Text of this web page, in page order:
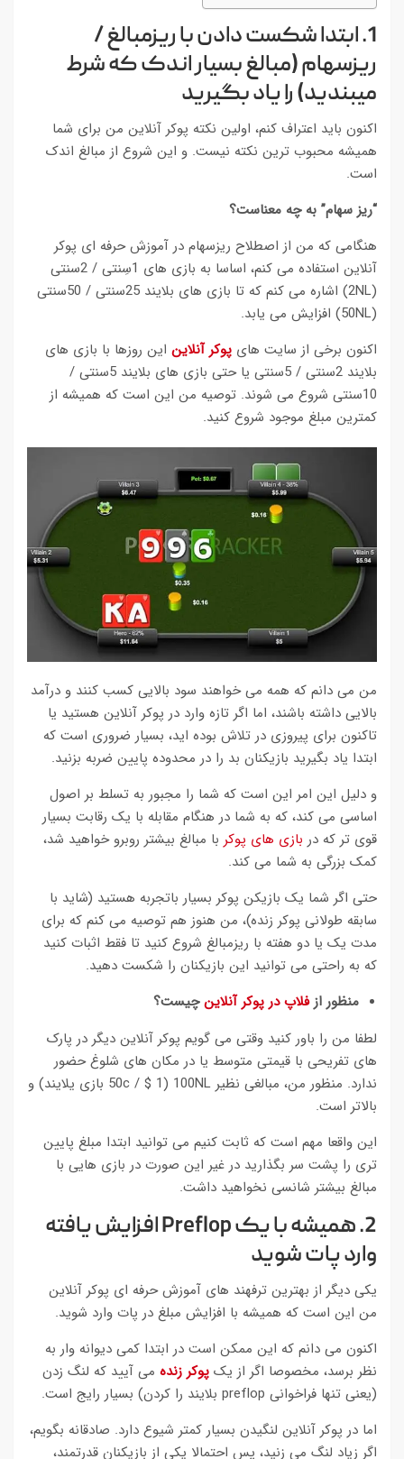
1. ابتدا شکست دادن با ریزمبالغ /
ریزسهام (مبالغ بسیار اندک که شرط
میبندید) را یاد بگیرید
اکنون باید اعتراف کنم، اولین نکته پوکر آنلاین من برای شما
همیشه محبوب ترین نکته نیست. و این شروع از مبالغ اندک
است.
“ریز سهام” به چه معناست؟
هنگامی که من از اصطلاح ریزسهام در آموزش حرفه ای پوکر
آنلاین استفاده می کنم، اساسا به بازی های 1سِنتی / 2سنتی
(2NL) اشاره می کنم که تا بازی های بلایند 25سنتی / 50سنتی
(50NL) افزایش می یابد.
اکنون برخی از سایت های پوکر آنلاین این روزها با بازی های
بلایند 2سنتی / 5سنتی یا حتی بازی های بلایند 5سنتی /
10سنتی شروع می شوند. توصیه من این است که همیشه از
کمترین مبلغ موجود شروع کنید.
من می دانم که همه می خواهند سود بالایی کسب کنند و درآمد
بالایی داشته باشند، اما اگر تازه وارد در پوکر آنلاین هستید یا
تاکنون برای پیروزی در تلاش بوده اید، بسیار ضروری است که
ابتدا یاد بگیرید بازیکنان بد را در محدوده پایین ضربه بزنید.
و دلیل این امر این است که شما را مجبور به تسلط بر اصول
اساسی می کند، که به شما در هنگام مقابله با یک رقابت بسیار
قوی تر که در بازی های پوکر با مبالغ بیشتر روبرو خواهید شد،
کمک بزرگی به شما می کند.
حتی اگر شما یک بازیکن پوکر بسیار باتجربه هستید (شاید با
سابقه طولانی پوکر زنده)، من هنوز هم توصیه می کنم که برای
مدت یک یا دو هفته با ریزمبالغ شروع کنید تا فقط اثبات کنید
که به راحتی می توانید این بازیکنان را شکست دهید.
منظور ازفلاپ در پوکر آنلاینچیست؟
لطفا من را باور کنید وقتی می گویم پوکر آنلاین دیگر در پارک
های تفریحی با قیمتی متوسط یا در مکان های شلوغ حضور
ندارد. منظور من، مبالغی نظیر 100NL (50c / $ 1 بازی یلایند) و
بالاتر است.
این واقعا مهم است که ثابت کنیم می توانید ابتدا مبلغ پایین
تری را پشت سر بگذارید در غیر این صورت در بازی هایی با
مبالغ بیشتر شانسی نخواهید داشت.
2. همیشه با یک Preflop افزایش یافته
وارد پات شوید
یکی دیگر از بهترین ترفهند های آموزش حرفه ای پوکر آنلاین
من این است که همیشه با افزایش مبلغ در پات وارد شوید.
اکنون می دانم که این ممکن است در ابتدا کمی دیوانه وار به
نظر برسد، مخصوصا اگر از یک پوکر زنده می آیید که لنگ زدن
(یعنی تنها فراخوانی preflop بلایند را کردن) بسیار رایج است.
اما در پوکر آنلاین لنگیدن بسیار کمتر شیوع دارد. صادقانه بگویم،
اگر زیاد لنگ می زنید، پس احتمالا یکی از بازیکنان قدرتمند،